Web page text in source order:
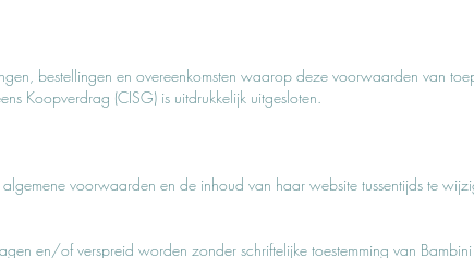
bestellingen en overeenkomsten waarop deze voorwaarden van
Koopverdrag (CISG) is uitdrukkelijk uitgesloten.
voorwaarden en de inhoud van haar website tussentijds te
en/of verspreid worden zonder schriftelijke toestemming van Bambini